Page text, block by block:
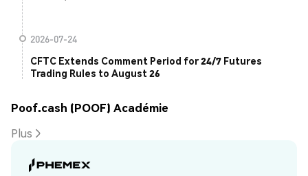
2026-07-24
CFTC Extends Comment Period for 24/7 Futures
Trading Rules to August 26
Poof.cash (POOF) Académie
Plus